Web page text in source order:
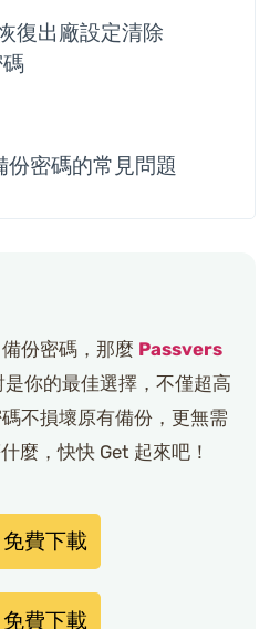
復出廠設定清除
份密碼的常見問題
份密碼，那麼 Passvers
是你的最佳選擇，不僅超高
不損壞原有備份，更無需
麼，快快 Get 起來吧！
免費下載
免費下載